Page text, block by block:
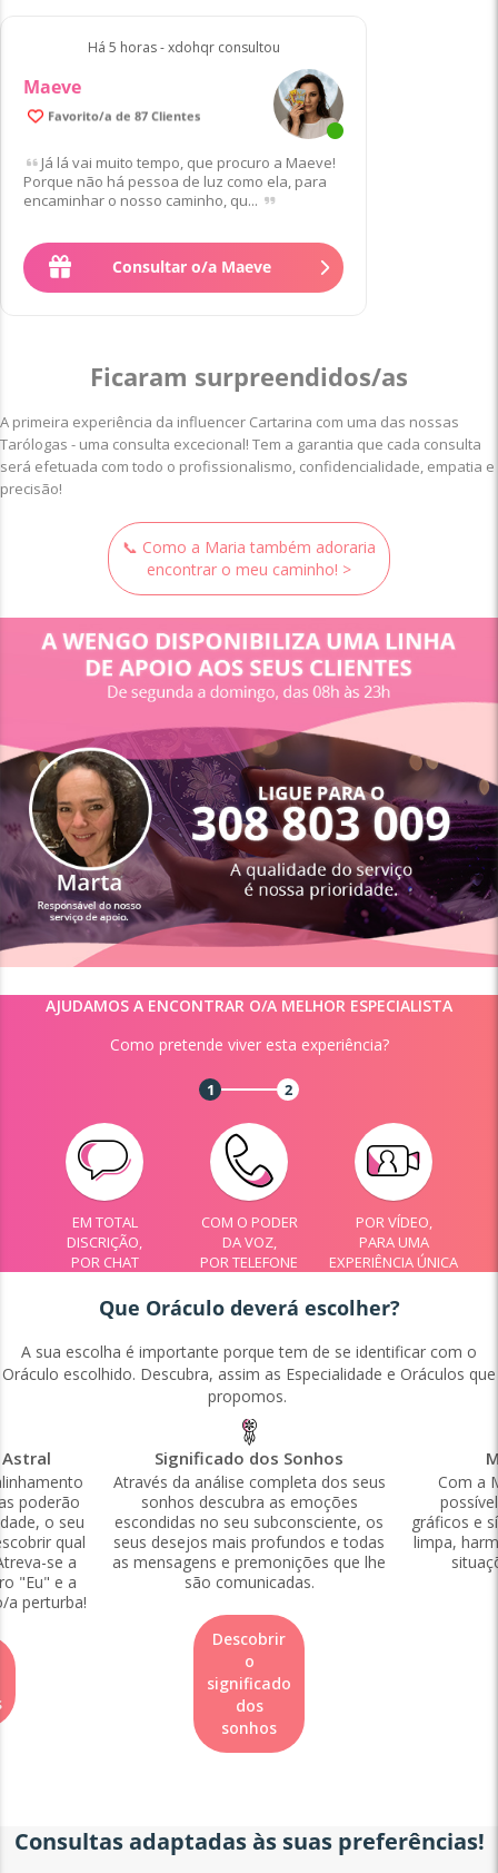
Há 5 horas - xdohqr consultou
Maeve
Favorito/a de 87 Clientes
Já lá vai muito tempo, que procuro a Maeve!
Porque não há pessoa de luz como ela, para
encaminhar o nosso caminho, qu...
Consultar o/a Maeve
Ficaram surpreendidos/as
A primeira experiência da influencer Cartarina com uma das nossas
Tarólogas - uma consulta excecional! Tem a garantia que cada consulta
será efetuada com todo o profissionalismo, confidencialidade, empatia e
precisão!
📞 Como a Maria também adoraria
encontrar o meu caminho! >
AJUDAMOS A ENCONTRAR O/A MELHOR ESPECIALISTA
Como pretende viver esta experiência?
1 2
EM TOTAL
DISCRIÇÃO,
POR CHAT
COM O PODER
DA VOZ,
POR TELEFONE
POR VÍDEO,
PARA UMA
EXPERIÊNCIA ÚNICA
Que Oráculo deverá escolher?
A sua escolha é importante porque tem de se identificar com o
Oráculo escolhido. Descubra, assim as Especialidade e Oráculos que
propomos.
poderão
o seu
qual
se a
"Eu" e a
a perturba!
Significado dos Sonhos
Através da análise completa dos seus
sonhos descubra as emoções
escondidas no seu subconsciente, os
seus desejos mais profundos e todas
as mensagens e premonições que lhe
são comunicadas.
Descobrir
o
significado
dos
sonhos
Com a
gráficos e
limpa,
Consultas adaptadas às suas preferências!